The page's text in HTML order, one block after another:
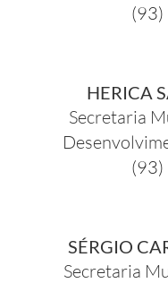
HERICA
Secretaria
SÉRGIO
Secretaria